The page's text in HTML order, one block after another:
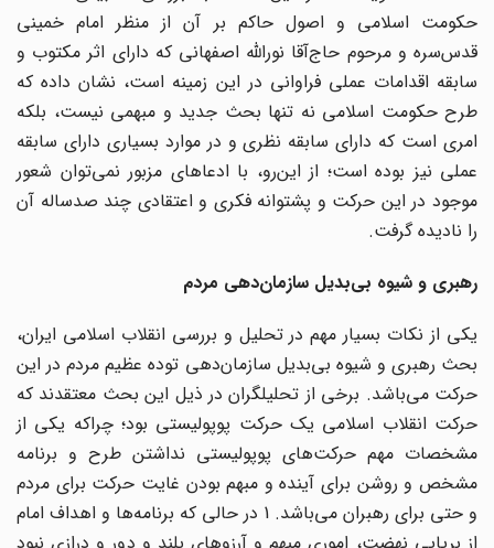
حکومت اسلامی و اصول حاکم بر آن از منظر امام خمینی
قدس‌سره و مرحوم حاج‌آقا نوراللّه اصفهانی که دارای اثر مکتوب و
سابقه اقدامات عملی فراوانی در این زمینه است، نشان داده که
طرح حکومت اسلامی نه تنها بحث جدید و مبهمی نیست، بلکه
امری است که دارای سابقه نظری و در موارد بسیاری دارای سابقه
عملی نیز بوده است؛ از این‌رو، با ادعاهای مزبور نمی‌توان شعور
موجود در این حرکت و پشتوانه فکری و اعتقادی چند صدساله آن
را نادیده گرفت.
رهبری و شیوه بی‌بدیل سازمان‌دهی مردم
یکی از نکات بسیار مهم در تحلیل و بررسی انقلاب اسلامی ایران،
بحث رهبری و شیوه بی‌بدیل سازمان‌دهی توده عظیم مردم در این
حرکت می‌باشد. برخی از تحلیلگران در ذیل این بحث معتقدند که
حرکت انقلاب اسلامی یک حرکت پوپولیستی بود؛ چراکه یکی از
مشخصات مهم حرکت‌های پوپولیستی نداشتن طرح و برنامه
مشخص و روشن برای آینده و مبهم بودن غایت حرکت برای مردم
و حتی برای رهبران می‌باشد. 1 در حالی که برنامه‌ها و اهداف امام